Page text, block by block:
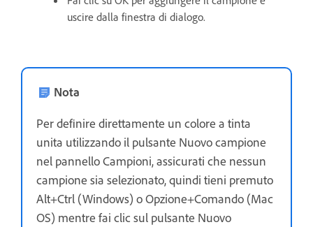
uscire dalla finestra di dialogo.
Nota
Per definire direttamente un colore a tinta
unita utilizzando il pulsante Nuovo campione
nel pannello Campioni, assicurati che nessun
campione sia selezionato, quindi tieni premuto
Alt+Ctrl (Windows) o Opzione+Comando (Mac
OS) mentre fai clic sul pulsante Nuovo